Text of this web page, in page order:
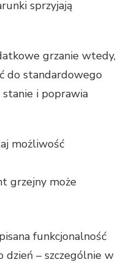
sprzyjają
grzanie wtedy,
do standardowego
i poprawia
możliwość
grzejny może
funkcjonalność
dzień – szczególnie w